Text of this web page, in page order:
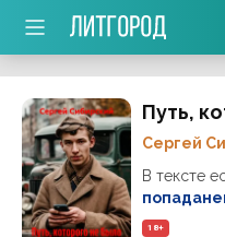
Путь,
Сергей
В тексте
18+